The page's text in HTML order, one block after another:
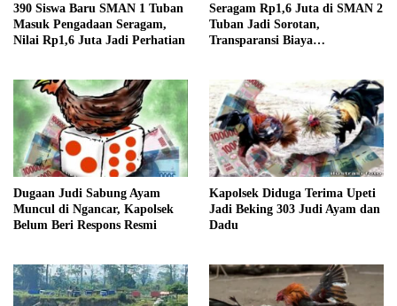
390 Siswa Baru SMAN 1 Tuban
Masuk Pengadaan Seragam,
Nilai Rp1,6 Juta Jadi Perhatian
Seragam Rp1,6 Juta di SMAN 2
Tuban Jadi Sorotan,
Transparansi Biaya
Dugaan Judi Sabung Ayam
Muncul di Ngancar, Kapolsek
Belum Beri Respons Resmi
Kapolsek Diduga Terima Upeti
Jadi Beking 303 Judi Ayam dan
Dadu